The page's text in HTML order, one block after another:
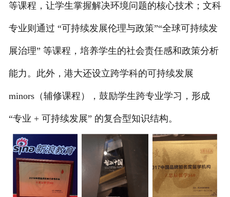
等课程，让学生掌握解决环境问题的核心技术；文科
专业则通过 “可持续发展伦理与政策”“全球可持续发
展治理” 等课程，培养学生的社会责任感和政策分析
能力。此外，港大还设立跨学科的可持续发展
minors（辅修课程），鼓励学生跨专业学习，形成
“专业 + 可持续发展” 的复合型知识结构。